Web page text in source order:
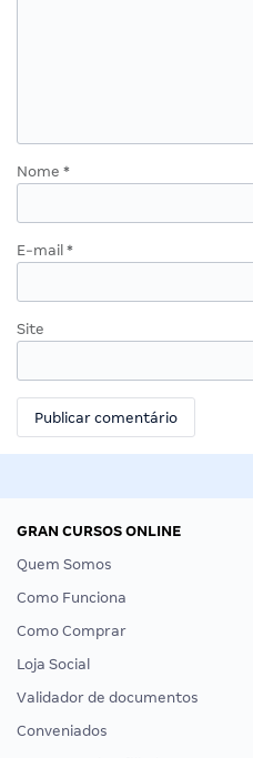
Nome *
E-mail *
Site
GRAN CURSOS ONLINE
Quem Somos
Como Funciona
Como Comprar
Loja Social
Validador de documentos
Conveniados